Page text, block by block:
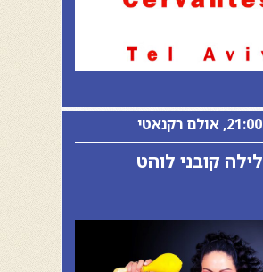
21:00, אולם רקנאטי
לילה קובני לוהט